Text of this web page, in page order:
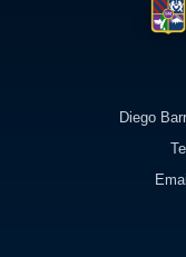
Diego